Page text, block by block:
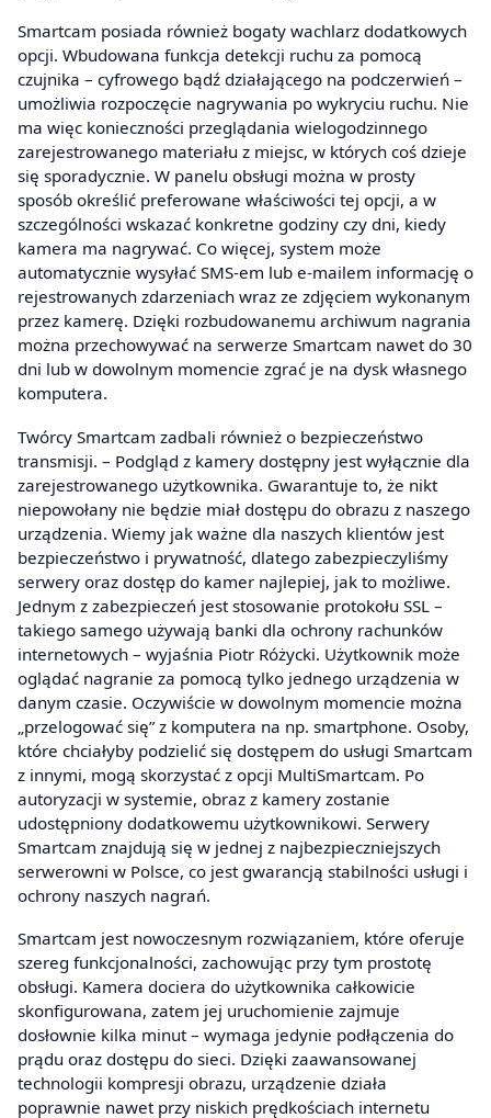
Smartcam posiada również bogaty wachlarz dodatkowych
opcji. Wbudowana funkcja detekcji ruchu za pomocą
czujnika – cyfrowego bądź działającego na podczerwień –
umożliwia rozpoczęcie nagrywania po wykryciu ruchu. Nie
ma więc konieczności przeglądania wielogodzinnego
zarejestrowanego materiału z miejsc, w których coś dzieje
się sporadycznie. W panelu obsługi można w prosty
sposób określić preferowane właściwości tej opcji, a w
szczególności wskazać konkretne godziny czy dni, kiedy
kamera ma nagrywać. Co więcej, system może
automatycznie wysyłać SMS-em lub e-mailem informację o
rejestrowanych zdarzeniach wraz ze zdjęciem wykonanym
przez kamerę. Dzięki rozbudowanemu archiwum nagrania
można przechowywać na serwerze Smartcam nawet do 30
dni lub w dowolnym momencie zgrać je na dysk własnego
komputera.
Twórcy Smartcam zadbali również o bezpieczeństwo
transmisji. – Podgląd z kamery dostępny jest wyłącznie dla
zarejestrowanego użytkownika. Gwarantuje to, że nikt
niepowołany nie będzie miał dostępu do obrazu z naszego
urządzenia. Wiemy jak ważne dla naszych klientów jest
bezpieczeństwo i prywatność, dlatego zabezpieczyliśmy
serwery oraz dostęp do kamer najlepiej, jak to możliwe.
Jednym z zabezpieczeń jest stosowanie protokołu SSL –
takiego samego używają banki dla ochrony rachunków
internetowych – wyjaśnia Piotr Różycki. Użytkownik może
oglądać nagranie za pomocą tylko jednego urządzenia w
danym czasie. Oczywiście w dowolnym momencie można
„przelogować się” z komputera na np. smartphone. Osoby,
które chciałyby podzielić się dostępem do usługi Smartcam
z innymi, mogą skorzystać z opcji MultiSmartcam. Po
autoryzacji w systemie, obraz z kamery zostanie
udostępniony dodatkowemu użytkownikowi. Serwery
Smartcam znajdują się w jednej z najbezpieczniejszych
serwerowni w Polsce, co jest gwarancją stabilności usługi i
ochrony naszych nagrań.
Smartcam jest nowoczesnym rozwiązaniem, które oferuje
szereg funkcjonalności, zachowując przy tym prostotę
obsługi. Kamera dociera do użytkownika całkowicie
skonfigurowana, zatem jej uruchomienie zajmuje
dosłownie kilka minut – wymaga jedynie podłączenia do
prądu oraz dostępu do sieci. Dzięki zaawansowanej
technologii kompresji obrazu, urządzenie działa
poprawnie nawet przy niskich prędkościach internetu